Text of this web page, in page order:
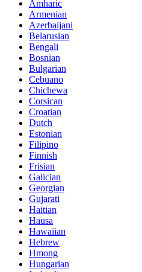
Amharic
Armenian
Azerbaijani
Belarusian
Bengali
Bosnian
Bulgarian
Cebuano
Chichewa
Corsican
Croatian
Dutch
Estonian
Filipino
Finnish
Frisian
Galician
Georgian
Gujarati
Haitian
Hausa
Hawaiian
Hebrew
Hmong
Hungarian